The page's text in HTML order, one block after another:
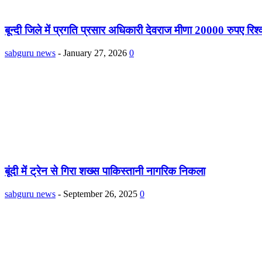
बून्दी जिले में प्रगति प्रसार अधिकारी देवराज मीणा 20000 रुपए
sabguru news - January 27, 2026 0
बूंदी में ट्रेन से गिरा शख्स पाकिस्तानी नागरिक निकला
sabguru news - September 26, 2025 0